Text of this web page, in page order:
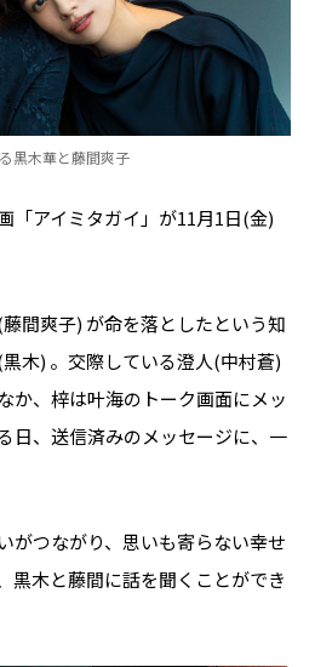
黒木華と藤間爽子
「アイミタガイ」が11月1日(金)
間爽子) ​​が命を落としたという知
木) ​​。交際している澄人(​​中村蒼)
か、梓は叶海のトーク画面にメッ
日、送信済みのメッセージに、一
がつながり、思いも寄らない幸せ
黒木と藤間に話を聞くことができ